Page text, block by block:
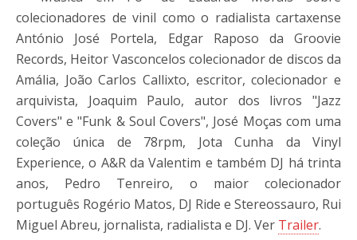
colecionadores de vinil como o radialista cartaxense
António José Portela, Edgar Raposo da Groovie
Records, Heitor Vasconcelos colecionador de discos da
Amália, João Carlos Callixto, escritor, colecionador e
arquivista, Joaquim Paulo, autor dos livros "Jazz
Covers" e "Funk & Soul Covers", José Moças com uma
coleção única de 78rpm, Jota Cunha da Vinyl
Experience, o A&R da Valentim e também DJ há trinta
anos, Pedro Tenreiro, o maior colecionador
português Rogério Matos, DJ Ride e Stereossauro, Rui
Miguel Abreu, jornalista, radialista e DJ. Ver Trailer.